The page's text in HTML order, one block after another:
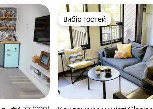
Вибір гостей
Вибір гостей